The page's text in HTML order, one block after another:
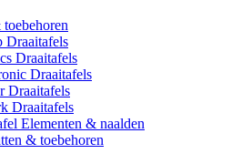
Draaitafels
Draaitafels
Draaitafels
Draaitafels
Draaitafels
Elementen & naalden
& toebehoren